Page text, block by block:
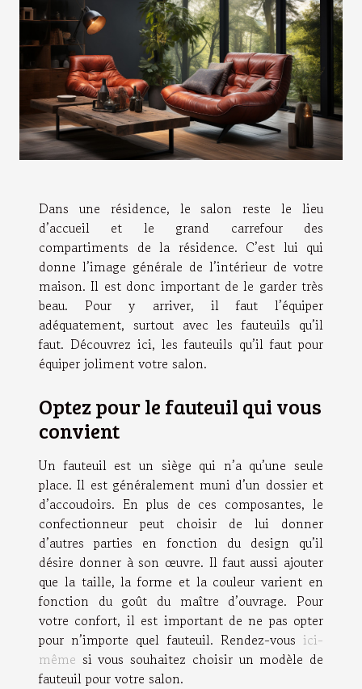
Dans une résidence, le salon reste le lieu
d’accueil et le grand carrefour des
compartiments de la résidence. C’est lui qui
donne l’image générale de l’intérieur de votre
maison. Il est donc important de le garder très
beau. Pour y arriver, il faut l’équiper
adéquatement, surtout avec les fauteuils qu’il
faut. Découvrez ici, les fauteuils qu’il faut pour
équiper joliment votre salon.
Optez pour le fauteuil qui vous
convient
Un fauteuil est un siège qui n’a qu’une seule
place. Il est généralement muni d’un dossier et
d’accoudoirs. En plus de ces composantes, le
confectionneur peut choisir de lui donner
d’autres parties en fonction du design qu’il
désire donner à son œuvre. Il faut aussi ajouter
que la taille, la forme et la couleur varient en
fonction du goût du maître d’ouvrage. Pour
votre confort, il est important de ne pas opter
pour n’importe quel fauteuil. Rendez-vous ici-
même si vous souhaitez choisir un modèle de
fauteuil pour votre salon.